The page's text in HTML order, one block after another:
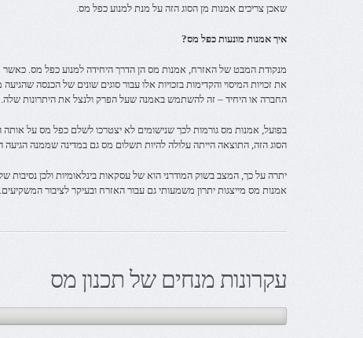
שאכן צריכים אמנות מן הסוג הזה על מנת למנוע כפל מס.
איך אמנות מונעות כפל מס?
מנקודת המבט של האזרח, אמנות מס הן הדרך היחידה למנוע כפל מס. כאשר
את זכויות המיסוי והקדימות בזכויות אלו עבור סוגים שונים של הכנסה
החברה או היחיד – זה להשתמש באמנה שעל הפרק ולנצל את היתרונות שלה.
בפועל, אמנות מס גורמות לכך שנישומים לא יצטרכו לשלם כפל מס על
הסוג הזה, התוצאה הייתה עלולה להיות תשלום מס גם במדינה שממנה הגיעה
יתרה על כך, המצב בשוק המודרני הוא של עסקאות בינלאומיות ולכן נסיבות
אמנות מס מייצגות יתרון משמעותי גם עבור האזרח ובעיקר לציבור המשקיעים.
עקרונות מנחים של תכנון מס